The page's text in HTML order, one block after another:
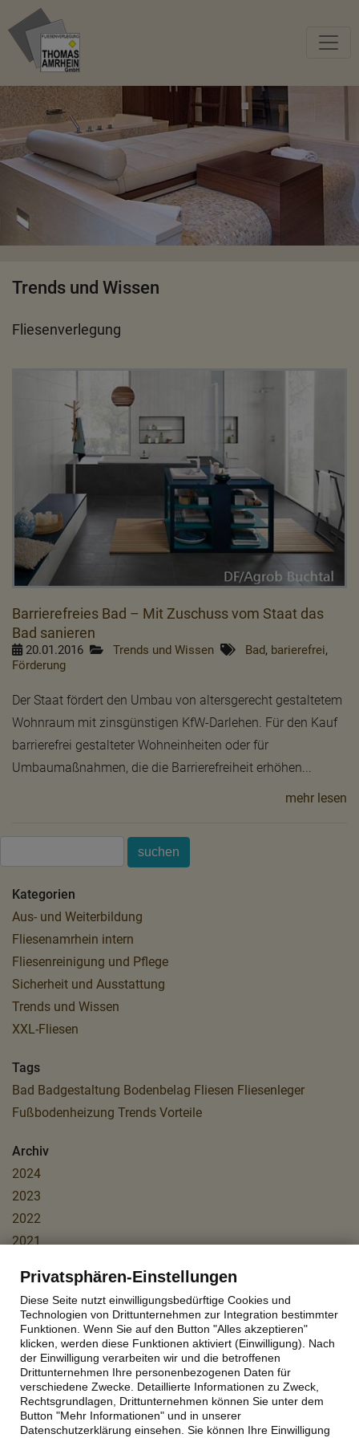
Trends und Wissen
Fliesenverlegung
Barrierefreies Bad – Mit Zuschuss vom Staat das
Bad sanieren
20.01.2016 Trends und Wissen Bad, barierefrei,
Förderung
Der Staat fördert den Umbau von altersgerecht gestaltetem
Wohnraum mit zinsgünstigen KfW-Darlehen. Für den Kauf
barrierefrei gestalteter Wohneinheiten oder für
Umbaumaßnahmen, die die Barrierefreiheit erhöhen...
mehr lesen
Kategorien
Aus- und Weiterbildung
Fliesenamrhein intern
Fliesenreinigung und Pflege
Sicherheit und Ausstattung
Trends und Wissen
XXL-Fliesen
Tags
Bad Badgestaltung Bodenbelag Fliesen Fliesenleger
Fußbodenheizung Trends Vorteile
Archiv
2024
2023
2022
2021
2019
2016
2015
Kontakt|Impressum|Datenschutz
Privatsphären-Einstellungen
Diese Seite nutzt einwilligungsbedürftige Cookies und
Technologien von Drittunternehmen zur Integration bestimmter
Funktionen. Wenn Sie auf den Button "Alles akzeptieren"
klicken, werden diese Funktionen aktiviert (Einwilligung). Nach
der Einwilligung verarbeiten wir und die betroffenen
Drittunternehmen Ihre personenbezogenen Daten für
verschiedene Zwecke. Detaillierte Informationen zu Zweck,
Rechtsgrundlagen, Drittunternehmen können Sie unter dem
Button "Mehr Informationen" und in unserer
Datenschutzerklärung einsehen. Sie können Ihre Einwilligung